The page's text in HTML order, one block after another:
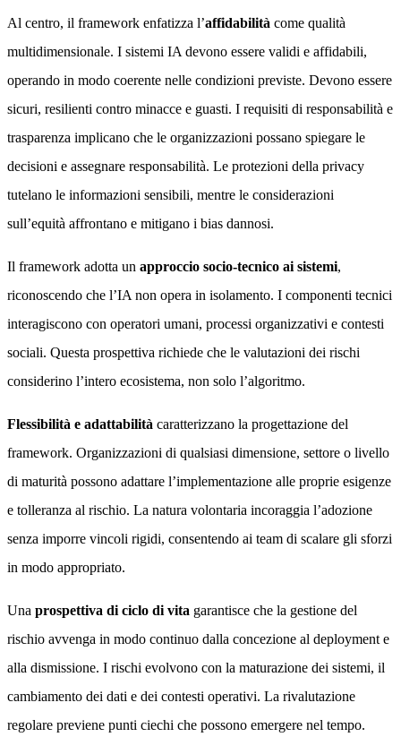
Al centro, il framework enfatizza l’affidabilità come qualità
multidimensionale. I sistemi IA devono essere validi e affidabili,
operando in modo coerente nelle condizioni previste. Devono essere
sicuri, resilienti contro minacce e guasti. I requisiti di responsabilità e
trasparenza implicano che le organizzazioni possano spiegare le
decisioni e assegnare responsabilità. Le protezioni della privacy
tutelano le informazioni sensibili, mentre le considerazioni
sull’equità affrontano e mitigano i bias dannosi.
Il framework adotta un approccio socio-tecnico ai sistemi,
riconoscendo che l’IA non opera in isolamento. I componenti tecnici
interagiscono con operatori umani, processi organizzativi e contesti
sociali. Questa prospettiva richiede che le valutazioni dei rischi
considerino l’intero ecosistema, non solo l’algoritmo.
Flessibilità e adattabilità caratterizzano la progettazione del
framework. Organizzazioni di qualsiasi dimensione, settore o livello
di maturità possono adattare l’implementazione alle proprie esigenze
e tolleranza al rischio. La natura volontaria incoraggia l’adozione
senza imporre vincoli rigidi, consentendo ai team di scalare gli sforzi
in modo appropriato.
Una prospettiva di ciclo di vita garantisce che la gestione del
rischio avvenga in modo continuo dalla concezione al deployment e
alla dismissione. I rischi evolvono con la maturazione dei sistemi, il
cambiamento dei dati e dei contesti operativi. La rivalutazione
regolare previene punti ciechi che possono emergere nel tempo.